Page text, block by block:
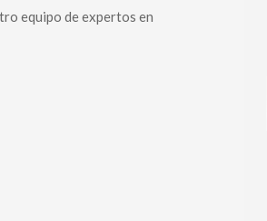
equipo de expertos en